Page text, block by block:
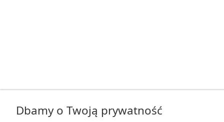
Dbamy o Twoją prywatność